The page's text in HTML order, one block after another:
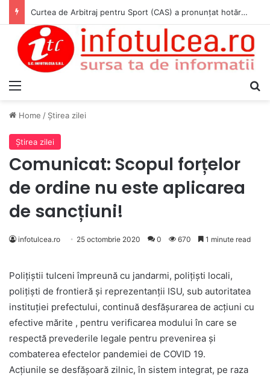
Curtea de Arbitraj pentru Sport (CAS) a pronunțat hotărârea în cauza WADA v. ANAD & Matei Cosmin Gabriel
Home / Ştirea zilei
Ştirea zilei
Comunicat: Scopul forțelor
de ordine nu este aplicarea
de sancțiuni!
infotulcea.ro 25 octombrie 2020 0 670 1 minute read
Polițiștii tulceni împreună cu jandarmi, polițiști locali,
polițiști de frontieră și reprezentanții ISU, sub autoritatea
instituției prefectului, continuă desfășurarea de acțiuni cu
efective mărite , pentru verificarea modului în care se
respectă prevederile legale pentru prevenirea și
combaterea efectelor pandemiei de COVID 19.
Acțiunile se desfășoară zilnic, în sistem integrat, pe raza